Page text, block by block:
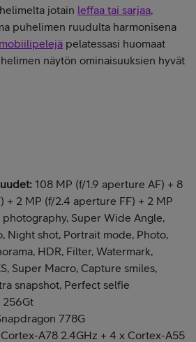
jotain leffaa tai sarjaa,
puhelimen ruudulta harmonisena
mobiilipelejä pelatessasi huomaat
näytön ominaisuuksien hyvät
108 MP (f/1.9 aperture AF) + 8
+ 2 MP (f/2.4 aperture FF) + 2 MP
photography, Super Wide Angle,
Night shot, Portrait mode, Photo,
HDR, Filter, Watermark,
Super Macro, Capture smiles,
snapshot, Perfect selfie
256Gt
778G
A78 2.4GHz + 4 x Cortex-A55